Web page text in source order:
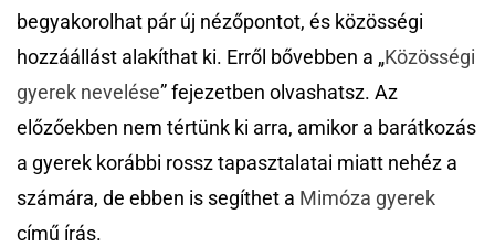
begyakorolhat pár új nézőpontot, és közösségi
hozzáállást alakíthat ki. Erről bővebben a „Közösségi
gyerek nevelése” fejezetben olvashatsz. Az
előzőekben nem tértünk ki arra, amikor a barátkozás
a gyerek korábbi rossz tapasztalatai miatt nehéz a
számára, de ebben is segíthet a Mimóza gyerek
című írás.